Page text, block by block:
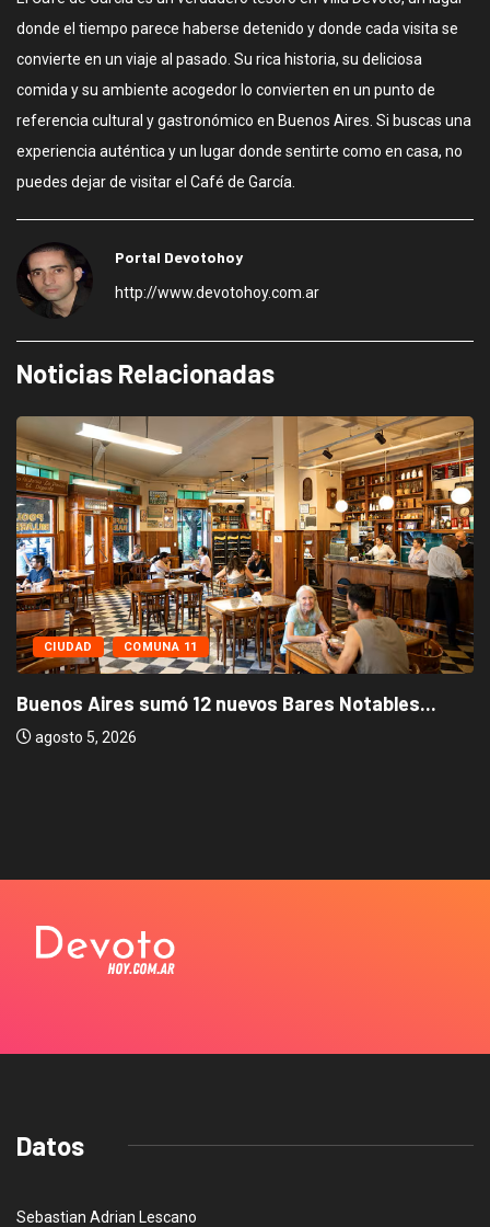
donde el tiempo parece haberse detenido y donde cada visita se
convierte en un viaje al pasado. Su rica historia, su deliciosa
comida y su ambiente acogedor lo convierten en un punto de
referencia cultural y gastronómico en Buenos Aires. Si buscas una
experiencia auténtica y un lugar donde sentirte como en casa, no
puedes dejar de visitar el Café de García.
Portal Devotohoy
http://www.devotohoy.com.ar
Noticias Relacionadas
CIUDAD COMUNA 11
Buenos Aires sumó 12 nuevos Bares Notables...
agosto 5, 2026
Datos
Sebastian Adrian Lescano